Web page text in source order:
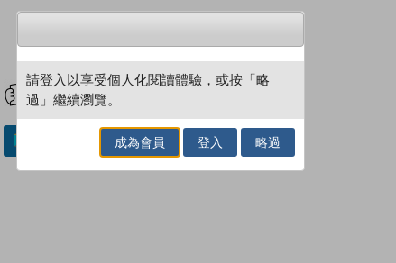
試閲 加入閱讀紀錄
加入／閱讀電子書
請登入以享受個人化閱讀體驗，或按「略
過」繼續瀏覽。
成為會員 登入 略過